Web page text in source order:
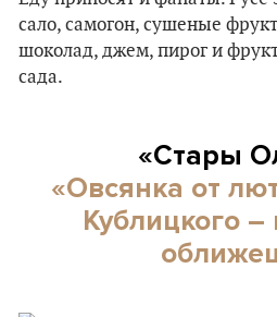
сало, самогон, сушеные
шоколад, джем, пирог и
сада.
«Стары
«Овсянка от
Кублицкого –